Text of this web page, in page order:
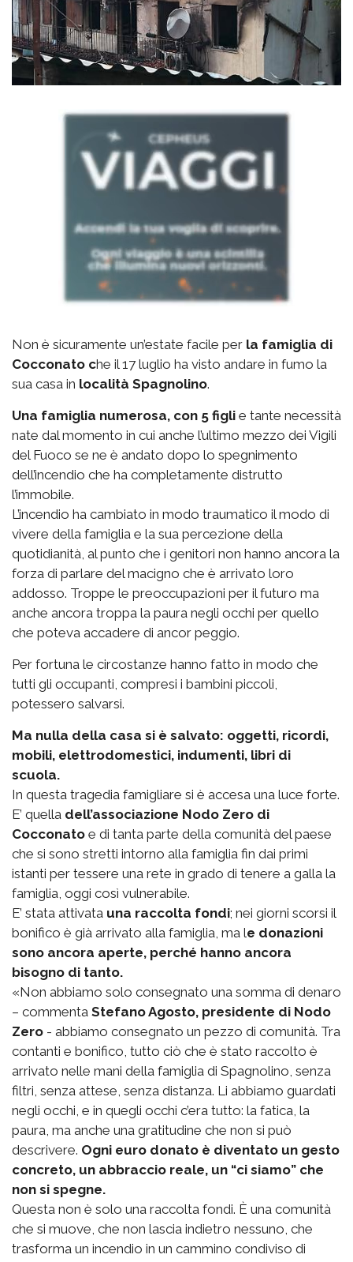
Non è sicuramente un’estate facile per la famiglia di
Cocconato che il 17 luglio ha visto andare in fumo la
sua casa in località Spagnolino.
Una famiglia numerosa, con 5 figli e tante necessità
nate dal momento in cui anche l’ultimo mezzo dei Vigili
del Fuoco se ne è andato dopo lo spegnimento
dell’incendio che ha completamente distrutto
l’immobile.
L’incendio ha cambiato in modo traumatico il modo di
vivere della famiglia e la sua percezione della
quotidianità, al punto che i genitori non hanno ancora la
forza di parlare del macigno che è arrivato loro
addosso. Troppe le preoccupazioni per il futuro ma
anche ancora troppa la paura negli occhi per quello
che poteva accadere di ancor peggio.
Per fortuna le circostanze hanno fatto in modo che
tutti gli occupanti, compresi i bambini piccoli,
potessero salvarsi.
Ma nulla della casa si è salvato: oggetti, ricordi,
mobili, elettrodomestici, indumenti, libri di
scuola.
In questa tragedia famigliare si è accesa una luce forte.
E’ quella dell’associazione Nodo Zero di
Cocconato e di tanta parte della comunità del paese
che si sono stretti intorno alla famiglia fin dai primi
istanti per tessere una rete in grado di tenere a galla la
famiglia, oggi così vulnerabile.
E’ stata attivata una raccolta fondi; nei giorni scorsi il
bonifico è già arrivato alla famiglia, ma le donazioni
sono ancora aperte, perché hanno ancora
bisogno di tanto.
«Non abbiamo solo consegnato una somma di denaro
– commenta Stefano Agosto, presidente di Nodo
Zero - abbiamo consegnato un pezzo di comunità. Tra
contanti e bonifico, tutto ciò che è stato raccolto è
arrivato nelle mani della famiglia di Spagnolino, senza
filtri, senza attese, senza distanza. Li abbiamo guardati
negli occhi, e in quegli occhi c’era tutto: la fatica, la
paura, ma anche una gratitudine che non si può
descrivere. Ogni euro donato è diventato un gesto
concreto, un abbraccio reale, un “ci siamo” che
non si spegne.
Questa non è solo una raccolta fondi. È una comunità
che si muove, che non lascia indietro nessuno, che
trasforma un incendio in un cammino condiviso di